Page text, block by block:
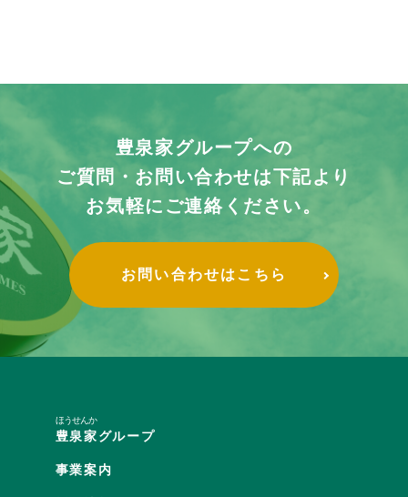
豊泉家グループへの
ご質問・お問い合わせは下記より
お気軽にご連絡ください。
お問い合わせはこちら
豊泉家
ほうせんか
グループ
事業案内